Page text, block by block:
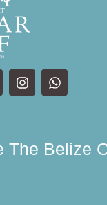
The Belize